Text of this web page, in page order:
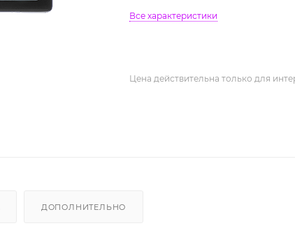
Все характеристики
Цена действительна только для
ДОПОЛНИТЕЛЬНО